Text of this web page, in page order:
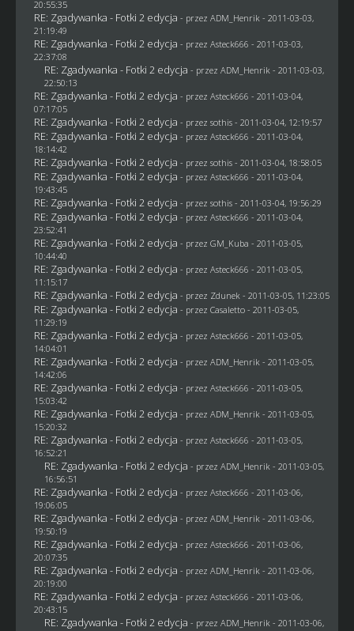
20:55:35
RE: Zgadywanka - Fotki 2 edycja - przez ADM_Henrik - 2011-03-03,
21:19:49
RE: Zgadywanka - Fotki 2 edycja - przez Asteck666 - 2011-03-03,
22:37:08
RE: Zgadywanka - Fotki 2 edycja - przez ADM_Henrik - 2011-03-03,
22:50:13
RE: Zgadywanka - Fotki 2 edycja - przez Asteck666 - 2011-03-04,
07:17:05
RE: Zgadywanka - Fotki 2 edycja - przez sothis- 2011-03-04, 12:19:57
RE: Zgadywanka - Fotki 2 edycja - przez Asteck666 - 2011-03-04,
18:14:42
RE: Zgadywanka - Fotki 2 edycja - przez sothis- 2011-03-04, 18:58:05
RE: Zgadywanka - Fotki 2 edycja - przez Asteck666 - 2011-03-04,
19:43:45
RE: Zgadywanka - Fotki 2 edycja - przez sothis- 2011-03-04, 19:56:29
RE: Zgadywanka - Fotki 2 edycja - przez Asteck666 - 2011-03-04,
23:52:41
RE: Zgadywanka - Fotki 2 edycja - przez GM_Kuba - 2011-03-05,
10:44:40
RE: Zgadywanka - Fotki 2 edycja - przez Asteck666 - 2011-03-05,
11:15:17
RE: Zgadywanka - Fotki 2 edycja - przez Zdunek - 2011-03-05, 11:23:05
RE: Zgadywanka - Fotki 2 edycja - przez Casaletto- 2011-03-05,
11:29:19
RE: Zgadywanka - Fotki 2 edycja - przez Asteck666 - 2011-03-05,
14:04:01
RE: Zgadywanka - Fotki 2 edycja - przez ADM_Henrik - 2011-03-05,
14:42:06
RE: Zgadywanka - Fotki 2 edycja - przez Asteck666 - 2011-03-05,
15:03:42
RE: Zgadywanka - Fotki 2 edycja - przez ADM_Henrik - 2011-03-05,
15:20:32
RE: Zgadywanka - Fotki 2 edycja - przez Asteck666 - 2011-03-05,
16:52:21
RE: Zgadywanka - Fotki 2 edycja - przez ADM_Henrik - 2011-03-05,
16:56:51
RE: Zgadywanka - Fotki 2 edycja - przez Asteck666 - 2011-03-06,
19:06:05
RE: Zgadywanka - Fotki 2 edycja - przez ADM_Henrik - 2011-03-06,
19:50:19
RE: Zgadywanka - Fotki 2 edycja - przez Asteck666 - 2011-03-06,
20:07:35
RE: Zgadywanka - Fotki 2 edycja - przez ADM_Henrik - 2011-03-06,
20:19:00
RE: Zgadywanka - Fotki 2 edycja - przez Asteck666 - 2011-03-06,
20:43:15
RE: Zgadywanka - Fotki 2 edycja - przez ADM_Henrik - 2011-03-06,